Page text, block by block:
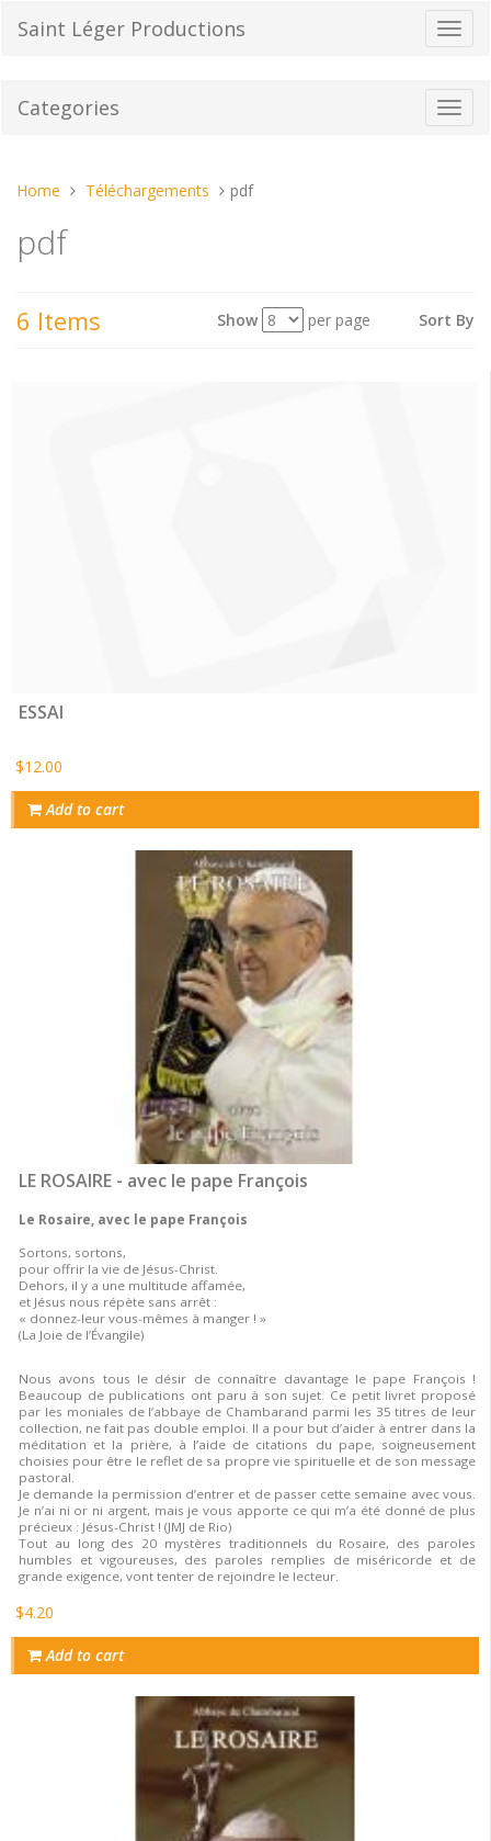
Saint Léger Productions
Categories
You
here:
Home Téléchargements pdf
pdf
6 Items Show per page Sort By
ESSAI
$12.00
Add to cart
LE ROSAIRE - avec le pape François
Le Rosaire, avec le pape François
Sortons, sortons,
pour offrir la vie de Jésus-Christ.
Dehors, il y a une multitude affamée,
et Jésus nous répète sans arrêt :
« donnez-leur vous-mêmes à manger ! »
(La Joie de l’Évangile)
Nous avons tous le désir de connaître davantage le pape François !
Beaucoup de publications ont paru à son sujet. Ce petit livret proposé
par les moniales de l’abbaye de Chambarand parmi les 35 titres de leur
collection, ne fait pas double emploi. Il a pour but d’aider à entrer dans la
méditation et la prière, à l’aide de citations du pape, soigneusement
choisies pour être le reflet de sa propre vie spirituelle et de son message
pastoral.
Je demande la permission d’entrer et de passer cette semaine avec vous.
Je n’ai ni or ni argent, mais je vous apporte ce qui m’a été donné de plus
précieux : Jésus-Christ ! (JMJ de Rio)
Tout au long des 20 mystères traditionnels du Rosaire, des paroles
humbles et vigoureuses, des paroles remplies de miséricorde et de
grande exigence, vont tenter de rejoindre le lecteur.
$4.20
Add to cart